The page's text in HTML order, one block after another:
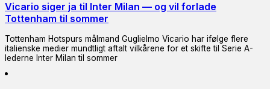
Vicario siger ja til Inter Milan — og vil forlade
Tottenham til sommer
Tottenham Hotspurs målmand Guglielmo Vicario har ifølge flere
italienske medier mundtligt aftalt vilkårene for et skifte til Serie A-
lederne Inter Milan til sommer